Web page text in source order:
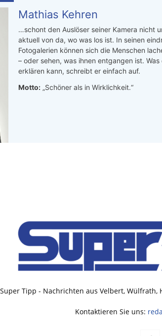
Mathias Kehren
…schont den Auslöser seiner Kamera nicht
aktuell von da, wo was los ist. In seinen
Fotogalerien können sich die Menschen
– oder sehen, was ihnen entgangen ist.
erklären kann, schreibt er einfach auf.
Motto: „Schöner als in Wirklichkeit.“
Super Tipp - Nachrichten aus Velbert,
Kontaktieren Sie uns: